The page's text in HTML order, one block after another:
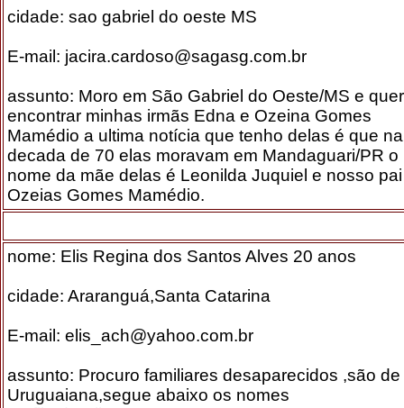
cidade: sao gabriel do oeste MS
E-mail: jacira.cardoso@sagasg.com.br
assunto: Moro em São Gabriel do Oeste/MS e
encontrar minhas irmãs Edna e Ozeina Gomes
Mamédio a ultima notícia que tenho delas é que na
decada de 70 elas moravam em Mandaguari/PR o
nome da mãe delas é Leonilda Juquiel e nosso pai
Ozeias Gomes Mamédio.
nome: Elis Regina dos Santos Alves 20 anos
cidade: Araranguá,Santa Catarina
E-mail: elis_ach@yahoo.com.br
assunto: Procuro familiares desaparecidos ,são de
Uruguaiana,segue abaixo os nomes